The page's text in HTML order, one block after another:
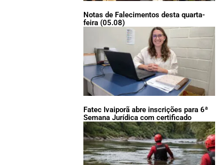
Notas de Falecimentos desta quarta-
feira (05.08)
Fatec Ivaiporã abre inscrições para 6ª
Semana Jurídica com certificado